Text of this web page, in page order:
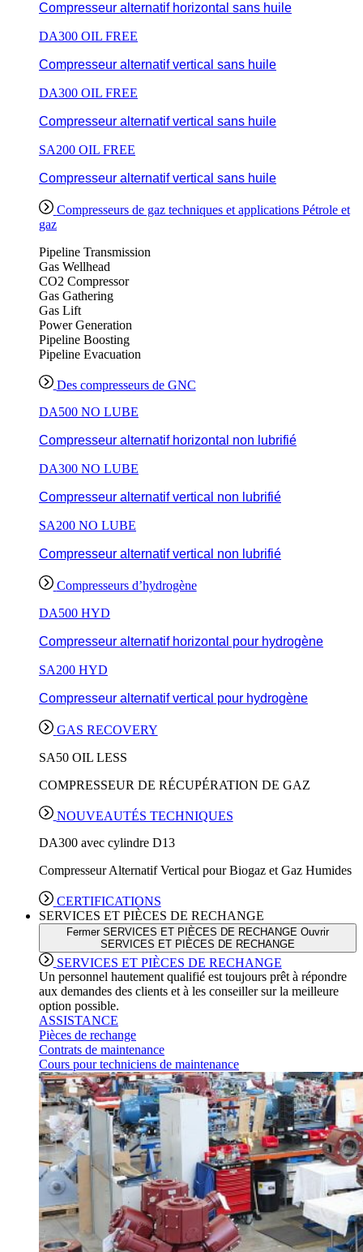
Compresseur alternatif horizontal sans huile
DA300 OIL FREE
Compresseur alternatif vertical sans huile
DA300 OIL FREE
Compresseur alternatif vertical sans huile
SA200 OIL FREE
Compresseur alternatif vertical sans huile
Compresseurs de gaz techniques et applications Pétrole et
gaz
Pipeline Transmission
Gas Wellhead
CO2 Compressor
Gas Gathering
Gas Lift
Power Generation
Pipeline Boosting
Pipeline Evacuation
Des compresseurs de GNC
DA500 NO LUBE
Compresseur alternatif horizontal non lubrifié
DA300 NO LUBE
Compresseur alternatif vertical non lubrifié
SA200 NO LUBE
Compresseur alternatif vertical non lubrifié
Compresseurs d’hydrogène
DA500 HYD
Compresseur alternatif horizontal pour hydrogène
SA200 HYD
Compresseur alternatif vertical pour hydrogène
GAS RECOVERY
SA50 OIL LESS
COMPRESSEUR DE RÉCUPÉRATION DE GAZ
NOUVEAUTÉS TECHNIQUES
DA300 avec cylindre D13
Compresseur Alternatif Vertical pour Biogaz et Gaz Humides
CERTIFICATIONS
SERVICES ET PIÈCES DE RECHANGE
Fermer SERVICES ET PIÈCES DE RECHANGE Ouvrir
SERVICES ET PIÈCES DE RECHANGE
SERVICES ET PIÈCES DE RECHANGE
Un personnel hautement qualifié est toujours prêt à répondre
aux demandes des clients et à les conseiller sur la meilleure
option possible.
ASSISTANCE
Pièces de rechange
Contrats de maintenance
Cours pour techniciens de maintenance